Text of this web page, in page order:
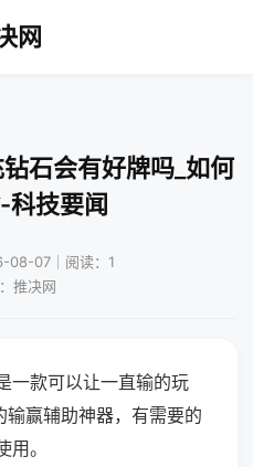
网
石会有好牌吗_如何
科技要闻
08-07｜阅读：1
推决网
一款可以让一直输的玩
输赢辅助神器，有需要的
。